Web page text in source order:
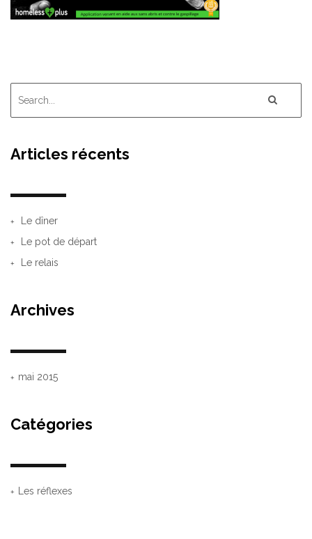
Articles récents
Le dîner
Le pot de départ
Le relais
Archives
mai 2015
Catégories
Les réflexes